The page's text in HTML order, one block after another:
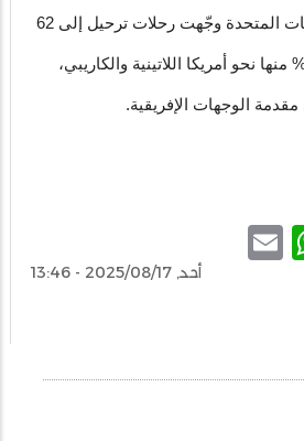
وأضاف التقرير أن الولايات المتحدة وجّهت رحلات ترحيل إلى 62
منذ بداية العام، 90% منها نحو أمريكا اللاتينية والكاريبي،
مقدمة الوجهات الإفريقية.
WhatsApp
أحد, 2025/08/17 - 13:46